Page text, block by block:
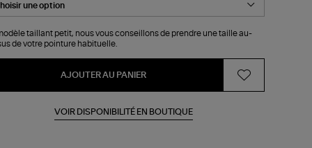
taillant petit, nous vous conseillons de prendre une taille au-
de votre pointure habituelle.
AJOUTER AU PANIER
VOIR DISPONIBILITÉ EN BOUTIQUE